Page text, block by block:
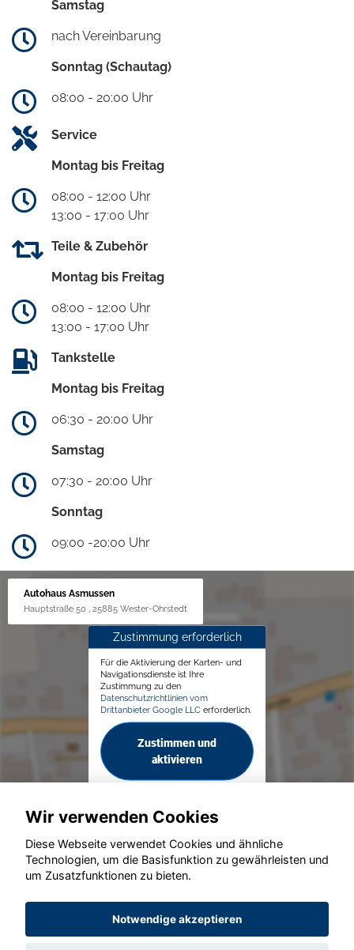
Samstag
nach Vereinbarung
Sonntag (Schautag)
08:00 - 20:00 Uhr
Service
Montag bis Freitag
08:00 - 12:00 Uhr
13:00 - 17:00 Uhr
Teile & Zubehör
Montag bis Freitag
08:00 - 12:00 Uhr
13:00 - 17:00 Uhr
Tankstelle
Montag bis Freitag
06:30 - 20:00 Uhr
Samstag
07:30 - 20:00 Uhr
Sonntag
09:00 -20:00 Uhr
Autohaus Asmussen
Hauptstraße 50 , 25885 Wester-Ohrstedt
Zustimmung erforderlich
Für die Aktivierung der Karten- und
Navigationsdienste ist Ihre
Zustimmung zu den
Datenschutzrichtlinien vom
Drittanbieter Google LLC erforderlich.
Zustimmen und
aktivieren
© konjunkturmotor.de GmbH 2020 - 2026
Wir verwenden Cookies
Diese Webseite verwendet Cookies und ähnliche
Technologien, um die Basisfunktion zu gewährleisten und
um Zusatzfunktionen zu bieten.
Notwendige akzeptieren